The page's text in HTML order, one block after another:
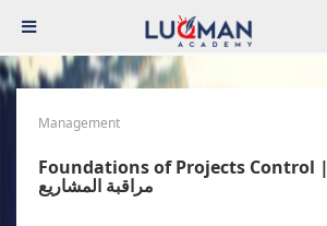
Management
Foundations of Projects Control | أسس ومهام
مراقبة المشاريع